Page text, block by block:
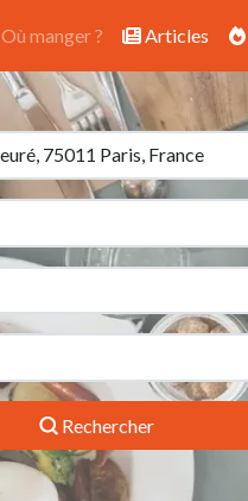
Où manger ? Articles
Rechercher